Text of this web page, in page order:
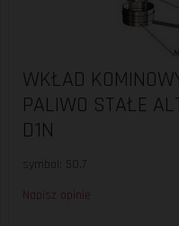
WKŁAD
PALIWO STAŁE
D1N
symbol: 50.7
Napisz opinię